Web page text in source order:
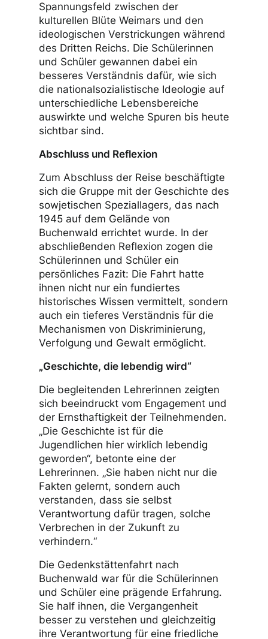
Spannungsfeld zwischen der
kulturellen Blüte Weimars und den
ideologischen Verstrickungen während
des Dritten Reichs. Die Schülerinnen
und Schüler gewannen dabei ein
besseres Verständnis dafür, wie sich
die nationalsozialistische Ideologie auf
unterschiedliche Lebensbereiche
auswirkte und welche Spuren bis heute
sichtbar sind.
Abschluss und Reflexion
Zum Abschluss der Reise beschäftigte
sich die Gruppe mit der Geschichte des
sowjetischen Speziallagers, das nach
1945 auf dem Gelände von
Buchenwald errichtet wurde. In der
abschließenden Reflexion zogen die
Schülerinnen und Schüler ein
persönliches Fazit: Die Fahrt hatte
ihnen nicht nur ein fundiertes
historisches Wissen vermittelt, sondern
auch ein tieferes Verständnis für die
Mechanismen von Diskriminierung,
Verfolgung und Gewalt ermöglicht.
„Geschichte, die lebendig wird“
Die begleitenden Lehrerinnen zeigten
sich beeindruckt vom Engagement und
der Ernsthaftigkeit der Teilnehmenden.
„Die Geschichte ist für die
Jugendlichen hier wirklich lebendig
geworden“, betonte eine der
Lehrerinnen. „Sie haben nicht nur die
Fakten gelernt, sondern auch
verstanden, dass sie selbst
Verantwortung dafür tragen, solche
Verbrechen in der Zukunft zu
verhindern.“
Die Gedenkstättenfahrt nach
Buchenwald war für die Schülerinnen
und Schüler eine prägende Erfahrung.
Sie half ihnen, die Vergangenheit
besser zu verstehen und gleichzeitig
ihre Verantwortung für eine friedliche